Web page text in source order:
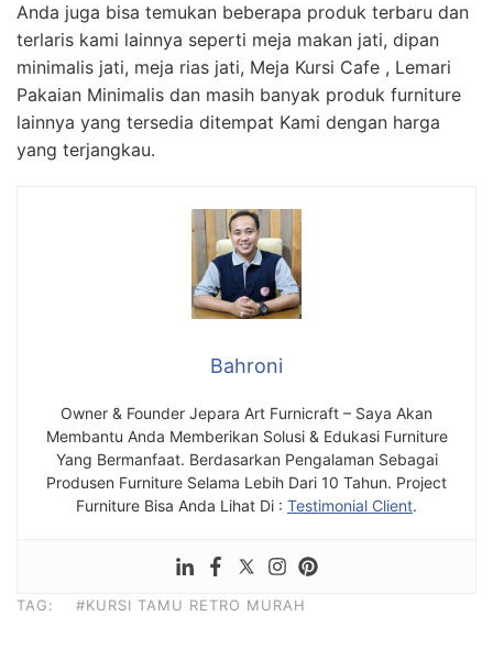
Anda juga bisa temukan beberapa produk terbaru dan
terlaris kami lainnya seperti meja makan jati, dipan
minimalis jati, meja rias jati, Meja Kursi Cafe , Lemari
Pakaian Minimalis dan masih banyak produk furniture
lainnya yang tersedia ditempat Kami dengan harga
yang terjangkau.
Bahroni
Owner & Founder Jepara Art Furnicraft – Saya Akan
Membantu Anda Memberikan Solusi & Edukasi Furniture
Yang Bermanfaat. Berdasarkan Pengalaman Sebagai
Produsen Furniture Selama Lebih Dari 10 Tahun. Project
Furniture Bisa Anda Lihat Di : Testimonial Client.
TAG: #KURSI TAMU RETRO MURAH